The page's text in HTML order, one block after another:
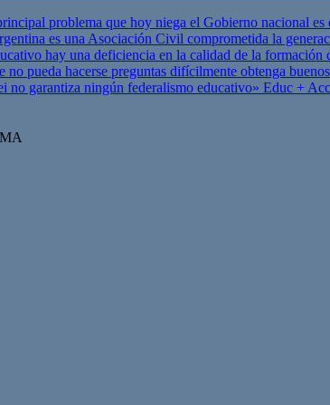
problema que hoy niega el Gobierno nacional
es una Asociación Civil comprometida la
hay una deficiencia en la calidad de la
pueda hacerse preguntas difícilmente obtenga
garantiza ningún federalismo educativo» Educ +